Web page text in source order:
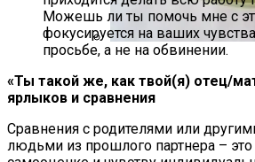
Творожное
Идеального
Можешь ли ты помочь мне с
фокусируется на ваших
просьбе, а не на обвинении.
«Ты такой же, как твой(я) отец/
ярлыков и сравнения
Сравнения с родителями или
людьми из прошлого партнера –